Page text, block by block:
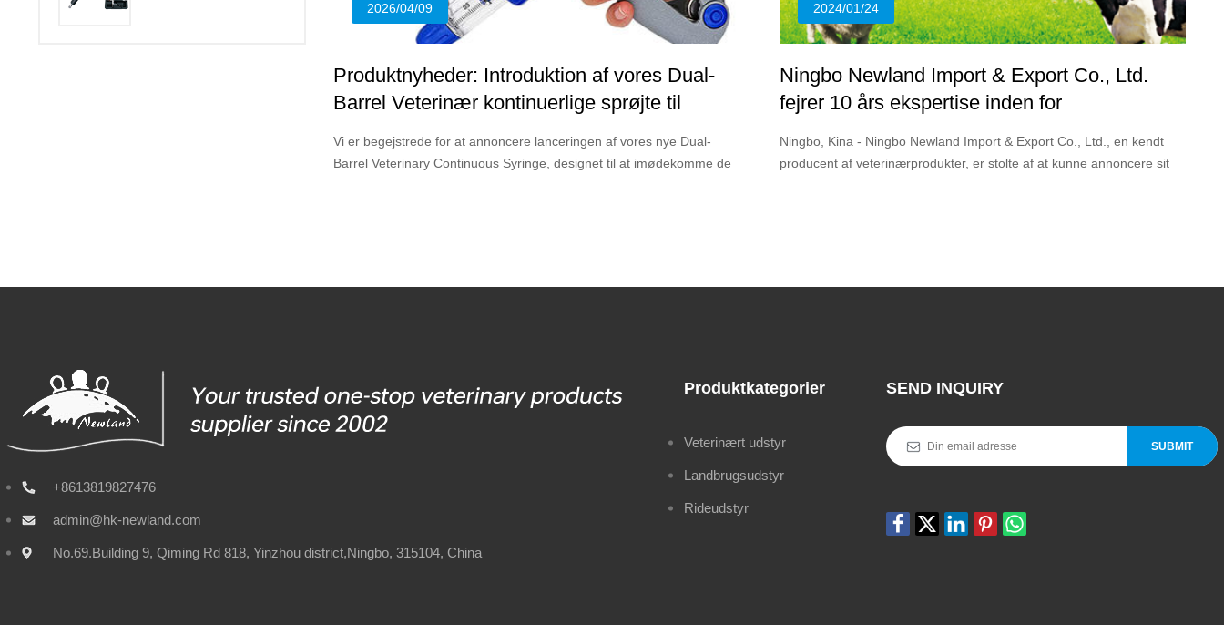
2026/04/09
Produktnyheder: Introduktion af vores Dual-
Barrel Veterinær kontinuerlige sprøjte til
Vi er begejstrede for at annoncere lanceringen af ​​vores nye Dual-
Barrel Veterinary Continuous Syringe, designet til at imødekomme de
2024/01/24
Ningbo Newland Import & Export Co., Ltd.
fejrer 10 års ekspertise inden for
Ningbo, Kina - Ningbo Newland Import & Export Co., Ltd., en kendt
producent af veterinærprodukter, er stolte af at kunne annoncere sit
+8613819827476
admin@hk-newland.com
No.69.Building 9, Qiming Rd 818, Yinzhou district,Ningbo, 315104, China
Produktkategorier
Veterinært udstyr
Landbrugsudstyr
Rideudstyr
SEND INQUIRY
SUBMIT